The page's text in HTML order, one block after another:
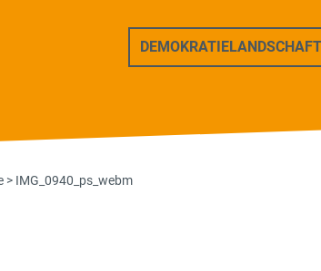
DEMOKRATIELANDSCHAFT
> IMG_0940_ps_webm